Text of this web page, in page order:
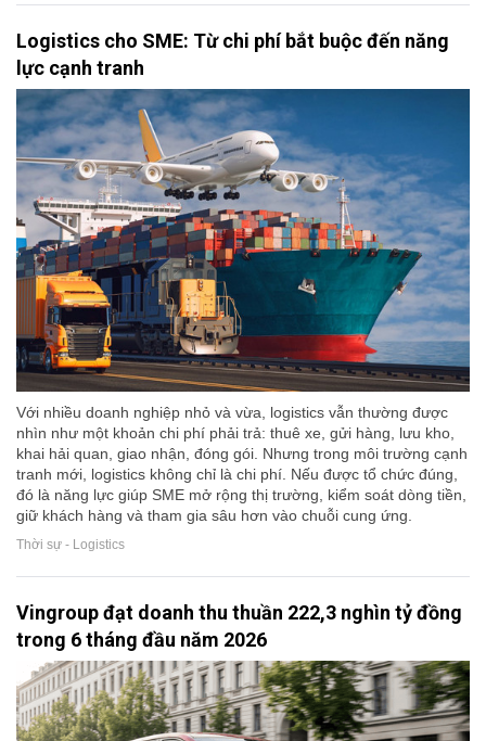
Logistics cho SME: Từ chi phí bắt buộc đến năng
lực cạnh tranh
Với nhiều doanh nghiệp nhỏ và vừa, logistics vẫn thường được
nhìn như một khoản chi phí phải trả: thuê xe, gửi hàng, lưu kho,
khai hải quan, giao nhận, đóng gói. Nhưng trong môi trường cạnh
tranh mới, logistics không chỉ là chi phí. Nếu được tổ chức đúng,
đó là năng lực giúp SME mở rộng thị trường, kiểm soát dòng tiền,
giữ khách hàng và tham gia sâu hơn vào chuỗi cung ứng.
Thời sự - Logistics
Vingroup đạt doanh thu thuần 222,3 nghìn tỷ đồng
trong 6 tháng đầu năm 2026